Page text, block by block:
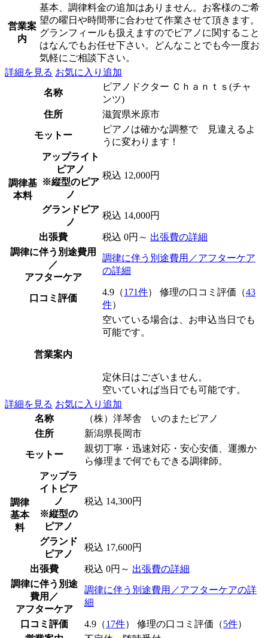
営業案
内
基本、調律料金の追加はありません。お客様のご希
望の曜日や時間帯に合わせて作業させて頂きます。
グランフィールも扱えますのでピアノに関すること
はなんでもお任せ下さい。どんなことでも今一度お
気軽にご相談下さい。
詳細を見る お気に入り追加
名称
ピアノドクター Ｃｈａｎｔｓ(チャ
ンツ)
住所
滋賀県米原市
モットー
ピアノは確かな調整で 見違えるよ
うに変わります！
調律基
本料
アップライト
ピアノ
※縦型のピア
ノ
税込 12,000円
グランドピア
ノ
税込 14,000円
出張費 税込 0円～ 出張費の詳細
調律に伴う別途費用
／
アフターケア
調律に伴う別途費用／アフターケア
の詳細
口コミ評価
4.9（171件） 修理の口コミ評価（43
件）
営業案内
空いている場合は、お申込当日でも
可能です。
定休日はございません。
空いていれば当日でも可能です。
詳細を見る お気に入り追加
名称
（株）洋琴舎 いのまたピアノ
住所
新潟県長岡市
モットー
親切丁寧・迅速対応・安心安価、運搬か
ら修理まで何でもできる調律師。
調律
基本
料
アップラ
イトピア
ノ
※縦型の
ピアノ
税込 14,300円
グランド
ピアノ
税込 17,600円
出張費 税込 0円～ 出張費の詳細
調律に伴う別途
費用／
アフターケア
調律に伴う別途費用／アフターケアの詳
細
口コミ評価 4.9（17件） 修理の口コミ評価（5件）